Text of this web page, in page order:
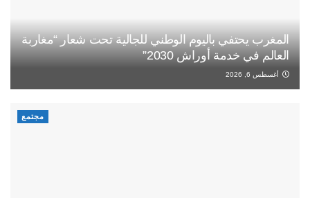
المغرب يحتفي باليوم الوطني للجالية تحت شعار “مغاربة
العالم في خدمة أوراش 2030”
أغسطس 6, 2026
مجتمع